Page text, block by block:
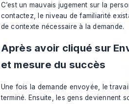
C’est un mauvais jugement sur la
contactez, le niveau de familiarité
de contexte nécessaire à la demande.
Après avoir cliqué sur
et mesure du succès
Une fois la demande envoyée, le
terminé. Ensuite, les gens deviennent